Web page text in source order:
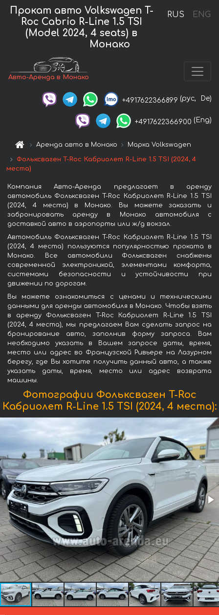
RUS ENG
Прокат авто Volkswagen T-
Roc Cabrio R-Line 1.5 TSI
(Model 2024, 4 seats) в
Монако
Авто-Аренда в Монако
+4917622366899 (рус, De)
+4917622366900 (Eng)
Аренда авто в Монако Марка Volkswagen
Фольксваген T-Roc Кабриолет R-Line 1.5 TSI (2024, 4
места)
Компания Авто-Аренда предлагает в аренду
автомобиль Фольксваген T-Roc Кабриолет R-Line 1.5 TSI
(2024, 4 места) в Монако. Вы можете заказать и
забронировать аренду в Монако автомобиля с
доставкой авто в аэропорты или ж/д вокзал.
Автомобиль Фольксваген T-Roc Кабриолет R-Line 1.5 TSI
(2024, 4 места) пользуются популярностью проката в
Монако. Все автомобили Фольксваген снабжены
современной электроникой, элементами комфорта,
системами безопасности и устойчивости при
движении по дорогам.
Вы можете ознакомиться с ценами и техническими
данными для аренды автомобиля в Монако. Чтобы взять
в аренду Фольксваген T-Roc Кабриолет R-Line 1.5 TSI
(2024, 4 места), мы предлагаем Вам сделать запрос на
бронирование авто, заполнив форму запроса. Вам
необходимо указать в Вашем запросе даты, время,
место или адрес во Французской Ривьере на Лазурном
берегу, где Вы хотите получить данный авто, а также
указать даты, время, место или адрес возврата
машины.
Фотографии Фольксваген T-Roc
Кабриолет R-Line 1.5 TSI (2024, 4 места):